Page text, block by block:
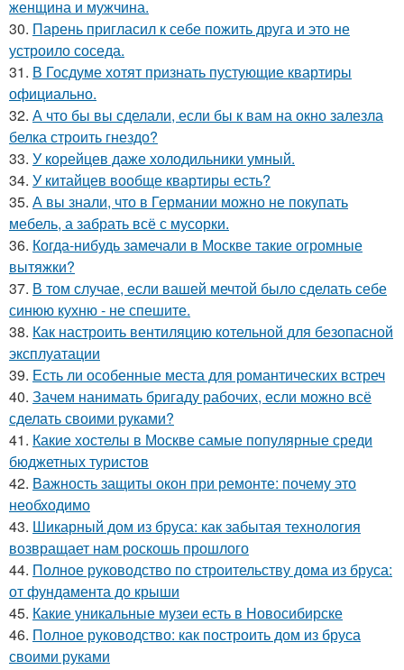
женщина и мужчина.
30. Парень пригласил к себе пожить друга и это не
устроило соседа.
31. В Госдуме хотят признать пустующие квартиры
официально.
32. А что бы вы сделали, если бы к вам на окно залезла
белка строить гнездо?
33. У корейцев даже холодильники умный.
34. У китайцев вообще квартиры есть?
35. А вы знали, что в Германии можно не покупать
мебель, а забрать всё с мусорки.
36. Когда-нибудь замечали в Москве такие огромные
вытяжки?
37. В том случае, если вашей мечтой было сделать себе
синюю кухню - не спешите.
38. Как настроить вентиляцию котельной для безопасной
эксплуатации
39. Есть ли особенные места для романтических встреч
40. Зачем нанимать бригаду рабочих, если можно всё
сделать своими руками?
41. Какие хостелы в Москве самые популярные среди
бюджетных туристов
42. Важность защиты окон при ремонте: почему это
необходимо
43. Шикарный дом из бруса: как забытая технология
возвращает нам роскошь прошлого
44. Полное руководство по строительству дома из бруса:
от фундамента до крыши
45. Какие уникальные музеи есть в Новосибирске
46. Полное руководство: как построить дом из бруса
своими руками